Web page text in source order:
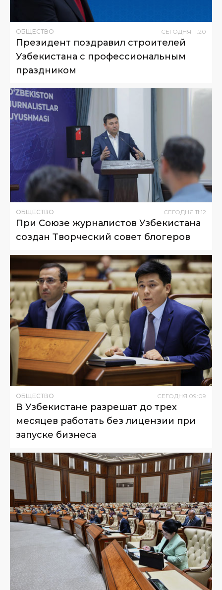
ОБЩЕСТВО СЕГОДНЯ 11:20
Президент поздравил строителей
Узбекистана с профессиональным
праздником
ОБЩЕСТВО СЕГОДНЯ 11:12
При Союзе журналистов Узбекистана
создан Творческий совет блогеров
ОБЩЕСТВО СЕГОДНЯ 09:09
В Узбекистане разрешат до трех
месяцев работать без лицензии при
запуске бизнеса